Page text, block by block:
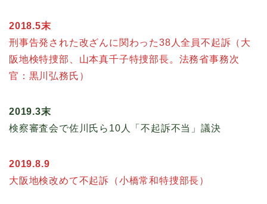
2018.5末
刑事告発された改ざんに関わった38人全員不起訴（大
阪地検特捜部、山本真千子特捜部長。法務省事務次
官：黒川弘務氏）
2019.3末
検察審査会で佐川氏ら10人「不起訴不当」議決
2019.8.9
大阪地検改めて不起訴（小橋常和特捜部長）